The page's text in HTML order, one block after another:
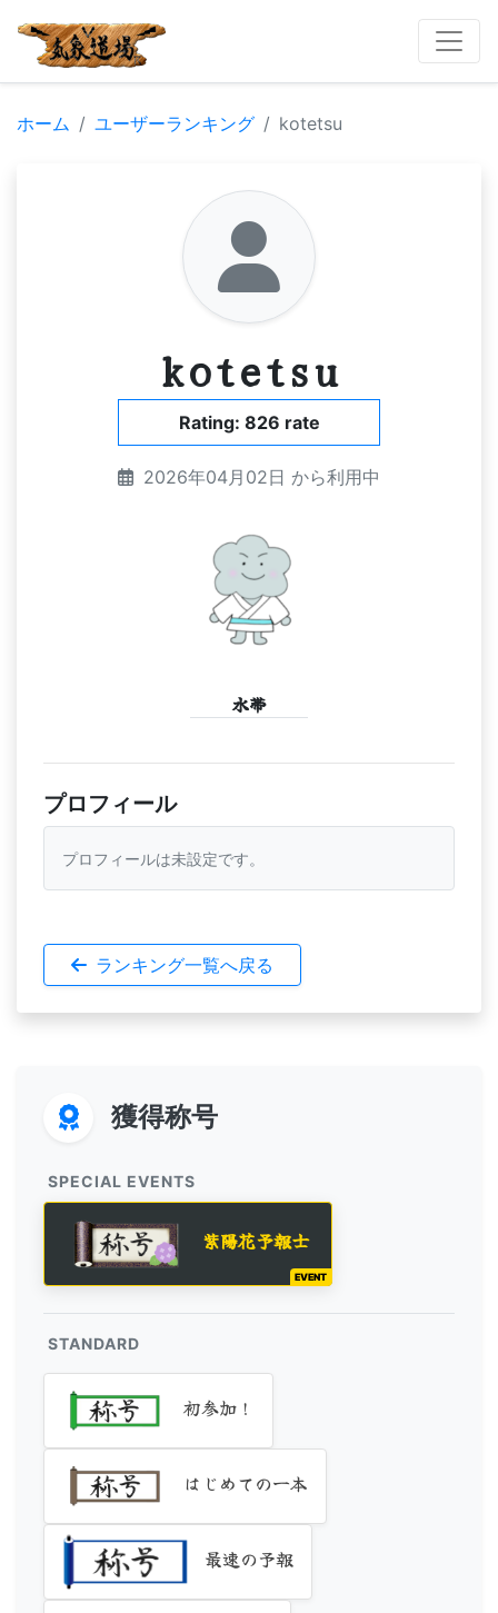
ホーム ユーザーランキング kotetsu
kotetsu
Rating: 826 rate
2026年04月02日 から利用中
水帯
プロフィール
プロフィールは未設定です。
ランキング一覧へ戻る
獲得称号
SPECIAL EVENTS
紫陽花予報士
EVENT
STANDARD
初参加！
はじめての一本
最速の予報